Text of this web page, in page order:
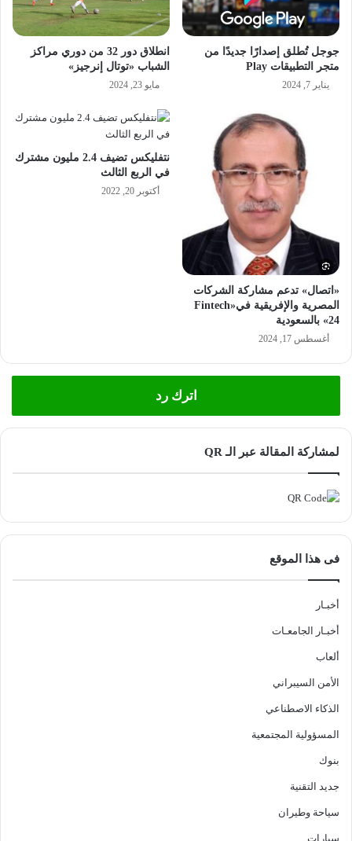
جوجل تُطلق إصدارًا جديدًا من
متجر التطبيقات Play
يناير 7, 2024
انطلاق دور 32 من دوري مراكز
الشباب «توتال إنرجيز»
مايو 23, 2024
«اتصال» تدعم مشاركة الشركات
المصرية والإفريقية في«Fintech
24» بالسعودية
أغسطس 17, 2024
نتفليكس تضيف 2.4 مليون مشترك
في الربع الثالث
أكتوبر 20, 2022
اترك رد
لمشاركة المقالة عبر الـ QR
فى هذا الموقع
أخبـار
أخبـار الجامعـات
ألعاب
الأمن السيبراني
الذكاء الاصطناعي
المسؤولية المجتمعية
بنوك
جديد التقنية
سياحة وطيران
سيارات